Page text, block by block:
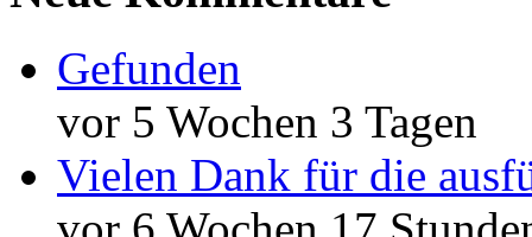
Gefunden
vor 5 Wochen 3 Tagen
Vielen Dank für die